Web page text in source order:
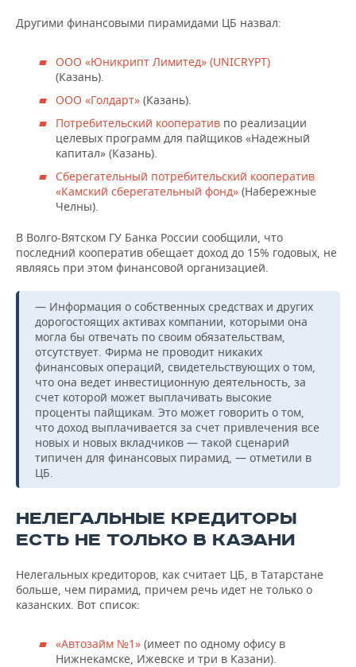
Другими финансовыми пирамидами ЦБ назвал:
ООО «Юникрипт Лимитед» (UNICRYPT)
(Казань).
ООО «Голдарт» (Казань).
Потребительский кооператив по реализации
целевых программ для пайщиков «Надежный
капитал» (Казань).
Сберегательный потребительский кооператив
«Камский сберегательный фонд» (Набережные
Челны).
В Волго-Вятском ГУ Банка России сообщили, что
последний кооператив обещает доход до 15% годовых, не
являясь при этом финансовой организацией.
— Информация о собственных средствах и других
дорогостоящих активах компании, которыми она
могла бы отвечать по своим обязательствам,
отсутствует. Фирма не проводит никаких
финансовых операций, свидетельствующих о том,
что она ведет инвестиционную деятельность, за
счет которой может выплачивать высокие
проценты пайщикам. Это может говорить о том,
что доход выплачивается за счет привлечения все
новых и новых вкладчиков — такой сценарий
типичен для финансовых пирамид, — отметили в
ЦБ.
НЕЛЕГАЛЬНЫЕ КРЕДИТОРЫ
ЕСТЬ НЕ ТОЛЬКО В КАЗАНИ
Нелегальных кредиторов, как считает ЦБ, в Татарстане
больше, чем пирамид, причем речь идет не только о
казанских. Вот список:
«Автозайм №1» (имеет по одному офису в
Нижнекамске, Ижевске и три в Казани).